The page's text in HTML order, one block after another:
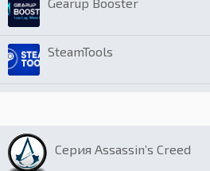
SteamTools
Серия Assassin’s Creed